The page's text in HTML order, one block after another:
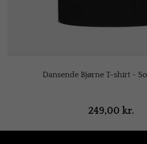
Dansende Bjørne T-shirt -
249,00 kr.